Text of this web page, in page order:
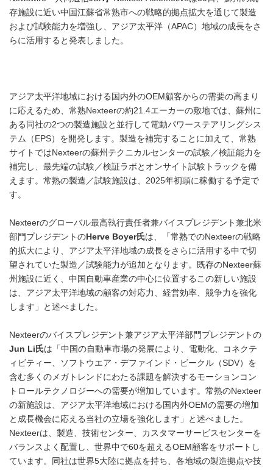
存施設に近い中国江蘇省常熟市への戦略的拠点拡大を通じて製造
および試験能力を増強し、アジア太平洋（APAC）地域の成長をさ
らに活用すると発表しました。
アジア太平洋地域における国内外のOEM顧客からの需要の高まり
に応えるため、常熟Nexteerの約21.4エーカーの敷地では、蘇州に
ある同社の2つの製造施設と並行して電動パワーステアリングシス
テム（EPS）を開発します。製造を補完することに加えて、常熟
サイトではNexteerの蘇州テクニカルセンターの試験／検証能力を
補完し、最先端の試験／検証ラボとオンサイト試験トラックを備
えます。常熟の製造／試験施設は、2025年初頭に稼働する予定で
す。
Nexteerのグローバル最高執行責任者兼バイスプレジデント兼北米
部門プレジデントの Herve Boyer氏は、「常熟でのNexteerの戦略
的拡大により、アジア太平洋地域の成長をさらに活用する中で切
望されていた製造／試験能力が追加となります。既存のNexteer蘇
州施設に近く、中国自動車産業の中心に位置するこの新しい施設
は、アジア太平洋地域の顧客の対応力、経営効率、競争力を強化
します」と述べました。
Nexteerのバイスプレジデント兼アジア太平洋部門プレジデントの
Jun Li 氏は「中国の自動車市場の発展により、電動化、コネクテ
ィビティー、ソフトウエア・デファインド・ビークル（SDV）を
含む多くのメガトレンドにわたる課題を解決するモーションコン
トロールテクノロジーへの需要が増加しています。常熟のNexteer
の新施設は、アジア太平洋地域における国内外OEMの需要の増加
と成長機会に応える当社の立場を強化します」と述べました。
Nexteerは、製造、技術センター、カスタマーサービスセンターを
バランスよく配置し、世界中で60を超えるOEM顧客をサポートし
ています。同社は世界5大陸に拠点を持ち、各地域の製造拠点や技